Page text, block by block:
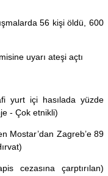
56 kişi öldü, 600
uyarı ateşi açtı
yurt içi hasılada yüzde
- Çok etnikli)
Mostar’dan Zagreb’e 89
cezasına çarptırılan)